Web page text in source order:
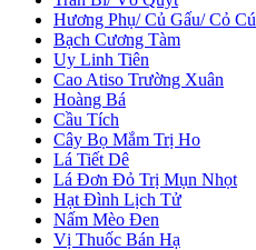
Hương Phụ/ Củ Gấu/ Cỏ Cú
Bạch Cương Tàm
Uy Linh Tiên
Cao Atiso Trường Xuân
Hoàng Bá
Cầu Tích
Cây Bọ Mắm Trị Ho
Lá Tiết Dê
Lá Đơn Đỏ Trị Mụn Nhọt
Hạt Đình Lịch Tử
Nấm Mèo Đen
Vị Thuốc Bán Hạ